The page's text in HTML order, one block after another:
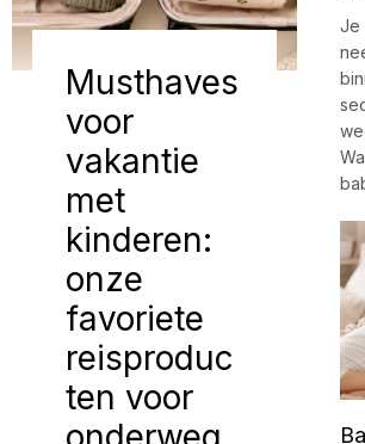
Musthaves
voor
vakantie
met
kinderen:
onze
favoriete
reisproduc
ten voor
Je